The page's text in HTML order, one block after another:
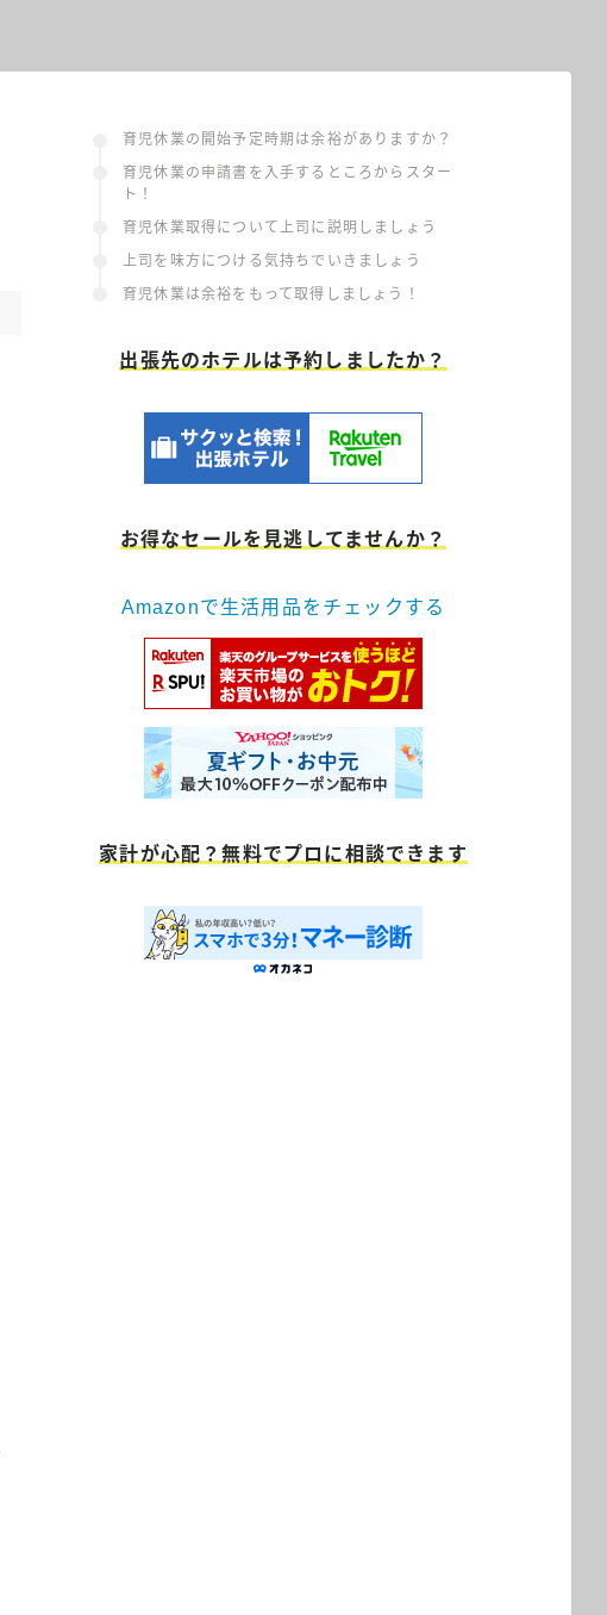
育児休業の開始予定時期は余裕がありますか？
育児休業の申請書を入手するところからスター
ト！
育児休業取得について上司に説明しましょう
上司を味方につける気持ちでいきましょう
育児休業は余裕をもって取得しましょう！
出張先のホテルは予約しましたか？
お得なセールを見逃してませんか？
Amazonで生活用品をチェックする
家計が心配？無料でプロに相談できます